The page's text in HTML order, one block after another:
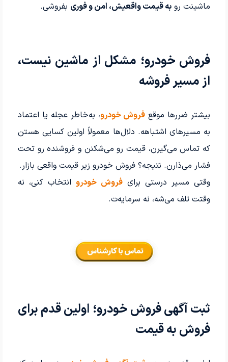
ماشینت رو به قیمت واقعیش، امن و فوری بفروشی.
فروش خودرو؛ مشکل از ماشین نیست،
از مسیر فروشه
بیشتر ضررها موقع فروش خودرو، به‌خاطر عجله یا اعتماد
به مسیرهای اشتباهه. دلال‌ها معمولاً اولین کسایی هستن
که تماس می‌گیرن، قیمت رو می‌شکنن و فروشنده رو تحت
فشار می‌ذارن. نتیجه؟ فروش خودرو زیر قیمت واقعی بازار.
وقتی مسیر درستی برایفروش خودروانتخاب کنی، نه
وقتت تلف می‌شه، نه سرمایه‌ت.
ثبت آگهی فروش خودرو؛ اولین قدم برای
فروش به قیمت